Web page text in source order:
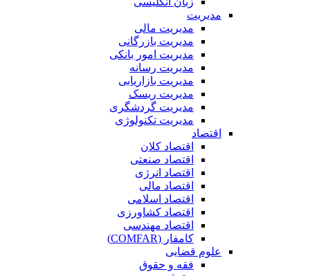
مدیریت
مدیریت مالی
مدیریت بازرگانی
مدیریت امور بانکی
مدیریت رسانه
مدیریت بازاریابی
مدیریت ریسک
مدیریت گردشگری
مدیریت تکنولوژی
اقتصاد
اقتصاد کلان
اقتصاد صنعتی
اقتصاد انرژی
اقتصاد مالی
اقتصاد اسلامی
اقتصاد کشاورزی
اقتصاد مهندسی
کامفار (COMFAR)
علوم قضایی
فقه و حقوق